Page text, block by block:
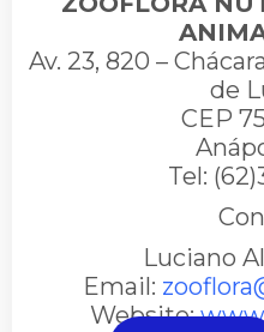
Av. 23, 820 –
de
CEP
Tel:
Luciano
Email:
Website: